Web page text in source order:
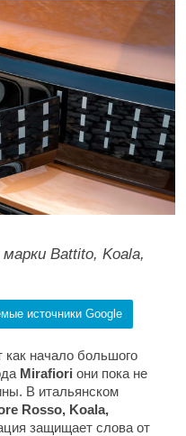
Battito, Koala,
источники Google
как начало большого
Mirafiori они пока не
В итальянском
Rosso, Koala,
защищает слова от